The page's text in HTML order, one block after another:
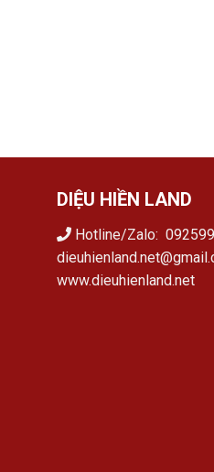
DIỆU HIỀN LAND
Hotline/Zalo:
www.dieuhienland.net